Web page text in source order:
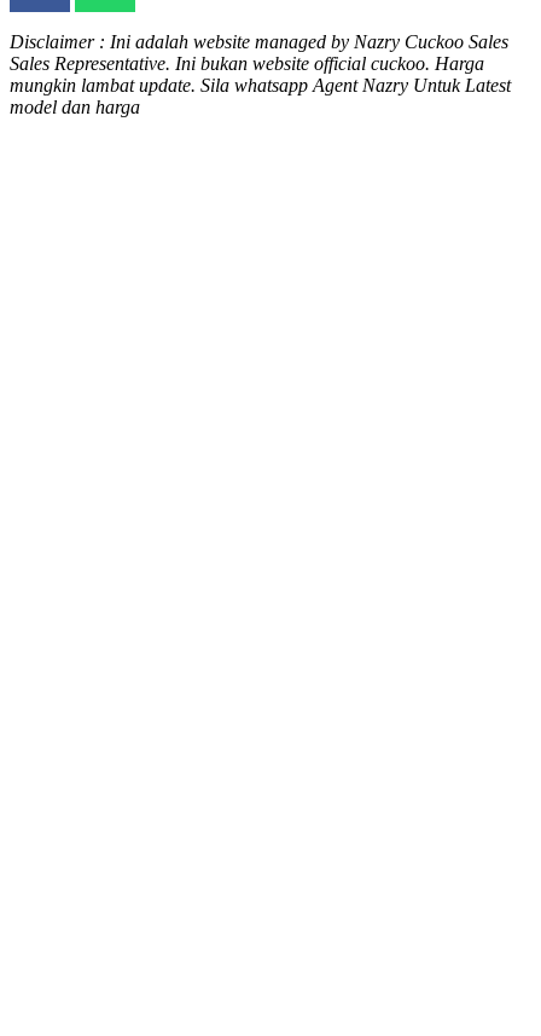
Disclaimer : Ini adalah website managed by Nazry Cuckoo Sales
Sales Representative. Ini bukan website official cuckoo. Harga
mungkin lambat update. Sila whatsapp Agent Nazry Untuk Latest
model dan harga